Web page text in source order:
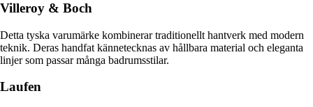
Villeroy & Boch
Detta tyska varumärke kombinerar traditionellt hantverk med modern
teknik. Deras handfat kännetecknas av hållbara material och eleganta
linjer som passar många badrumsstilar.
Laufen